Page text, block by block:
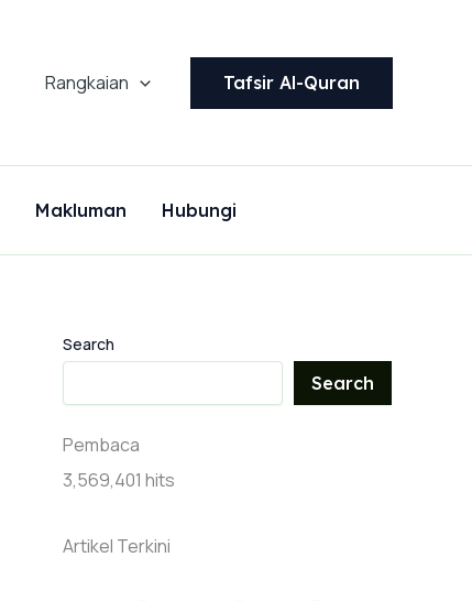
Rangkaian Tafsir Al-Quran
Makluman Hubungi
Search
Search
Pembaca
3,569,401 hits
Artikel Terkini